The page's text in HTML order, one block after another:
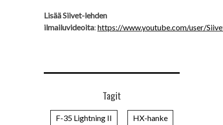
Lisää Siivet-lehden
ilmailuvideoita: https://www.youtube.com/user/
Tagit
F-35 Lightning II HX-hanke